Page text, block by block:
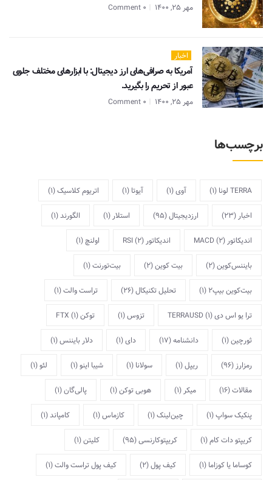
مهر 25, 1400 0 Comment
اخبار
آمریکا به صرافی‌های ارز دیجیتال: با ابزارهای مختلف جلوی
عبور از تحریم را بگیرید.
مهر 25, 1400 0 Comment
برچسب‌ها
TERRA لونا (1) آوی(1) آیوتا (1) اتریوم کلاسیک(1)
اخبار (23) ارزدیجیتال(95) استلار (1) الگورند(1)
اندیکاتور MACD (2) اندیکاتور RSI (2) اولنچ(1)
بایننس‌کوین(2) بیت کوین(2) بیت‌تورنت(1)
بیت‌کوین بیپ2 (1) تحلیل تکنیکال(26) تراست والت(1)
ترا یو اس دی TERRAUSD(1) تزوس(1) توکن FTX(1)
ثورچین(1) دانشنامه(17) دای(1) دلار بایننس(1)
رمزارز (96) ریپل(1) سولانا (1) شیبا اینو(1) لئو(1)
مقالات(16) میکر (1) هوبی توکن(1) پالی‌گان(1)
پنکیک سواپ(1) چین‌لینک(1) کازماس(1) کامپاند(1)
کریپتو دات کام(1) کریپتوکارنسی(95) کلیتن(1)
کوساما یا کوزاما (1) کیف پول(2) کیف پول تراست والت(1)